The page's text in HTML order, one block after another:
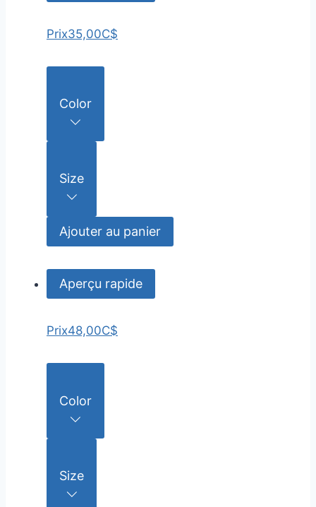
Prix35,00C$
Color
Size
Ajouter au panier
Aperçu rapide
Prix48,00C$
Color
Size